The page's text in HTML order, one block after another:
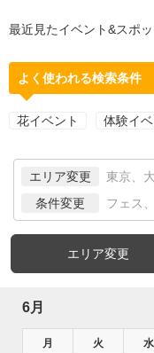
最近見たイベント&スポ
よく使われる検索条件
花イベント 体験イベ
エリア変更 東京、
条件変更 フェス
エリア変更
6月
月 火 水